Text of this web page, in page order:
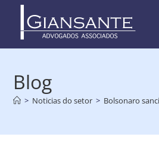
Blog
> Noticias do setor > Bolsonaro